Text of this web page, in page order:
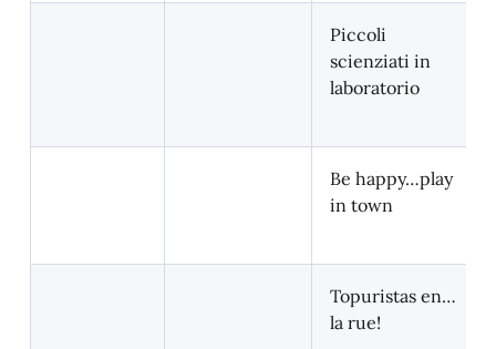
Piccoli
scienziati in
laboratorio
Be happy…play
in town
Topuristas en…
la rue!